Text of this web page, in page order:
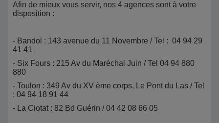
Afin de mieux vous servir, nos 4 agences sont à votre
disposition :
- Bandol : 143 avenue du 11 Novembre / Tel : 04 94 29
41 41
- Six Fours : 215 Av du Maréchal Juin / Tel 04 94 880
880
- Toulon : 349 Av du XV ème corps, Le Pont du Las / Tel
: 04 94 18 91 44
- La Ciotat : 82 Bd Guérin / 04 42 08 66 05